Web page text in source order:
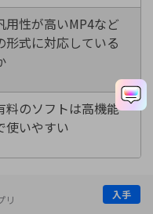
リ
入手
用性が高いMP4など
形式に対応している
料のソフトは高機能
使いやすい
った画面分割ソフトを